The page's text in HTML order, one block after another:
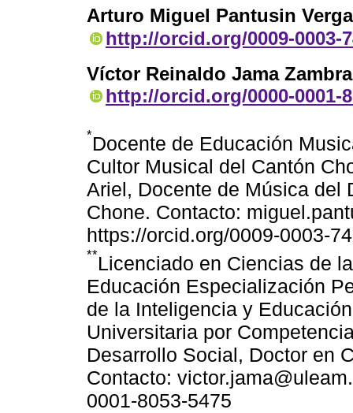
Arturo Miguel Pantusin
http://orcid.org/0009-0003-
Víctor Reinaldo Jama
http://orcid.org/0000-0001-
*Docente de Educación
Cultor Musical del Cantón
Ariel, Docente de Música del
Chone. Contacto:
https://orcid.org/0009-0003-
**Licenciado en Ciencias de
Educación Especialización
de la Inteligencia y
Universitaria por
Desarrollo Social, Doctor en
Contacto:
0001-8053-5475